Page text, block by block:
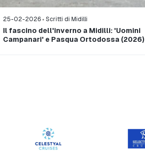
25-02-2026 Scritti di Midilli
Il fascino dell'inverno a Midilli: 'Uomini
Campanari' e Pasqua Ortodossa (2026)